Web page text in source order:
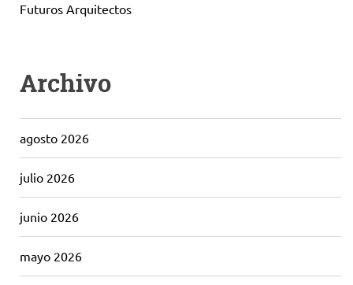
Futuros Arquitectos
Archivo
agosto 2026
julio 2026
junio 2026
mayo 2026